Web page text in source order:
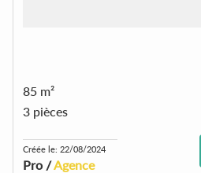
85 m²
3 pièces
Créée le: 22/08/2024
Pro /Agence